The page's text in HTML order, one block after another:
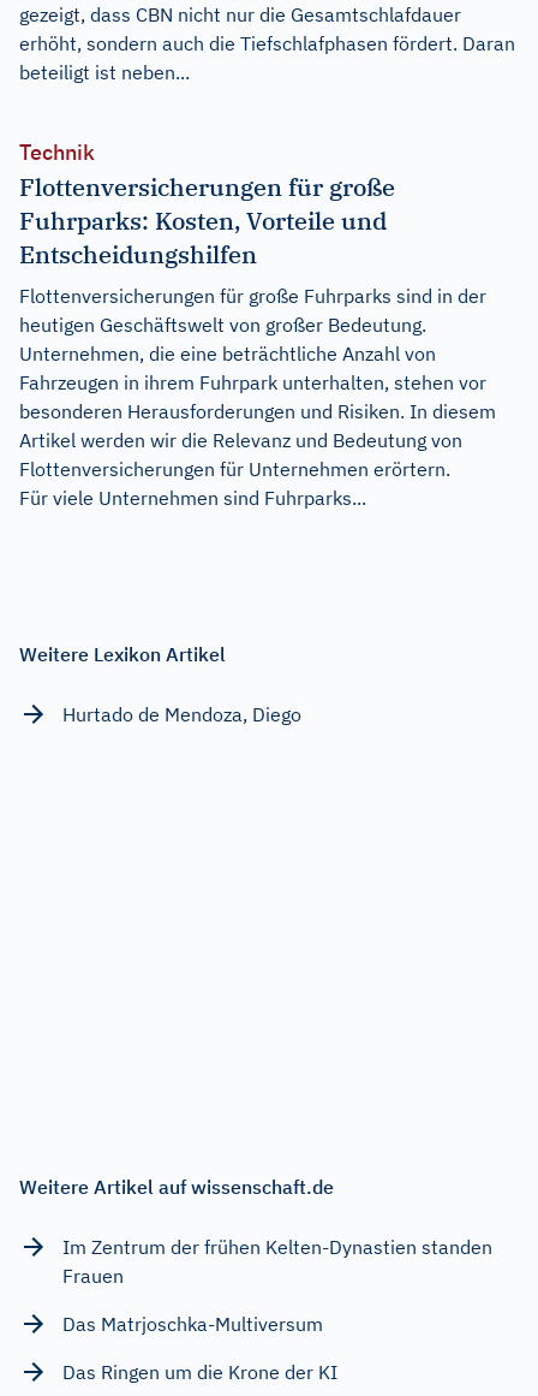
gezeigt, dass CBN nicht nur die Gesamtschlafdauer
erhöht, sondern auch die Tiefschlafphasen fördert. Daran
beteiligt ist neben...
Technik
Flottenversicherungen für große
Fuhrparks: Kosten, Vorteile und
Entscheidungshilfen
Flottenversicherungen für große Fuhrparks sind in der
heutigen Geschäftswelt von großer Bedeutung.
Unternehmen, die eine beträchtliche Anzahl von
Fahrzeugen in ihrem Fuhrpark unterhalten, stehen vor
besonderen Herausforderungen und Risiken. In diesem
Artikel werden wir die Relevanz und Bedeutung von
Flottenversicherungen für Unternehmen erörtern.
Für viele Unternehmen sind Fuhrparks...
Weitere Lexikon Artikel
Hurtado de Mendoza, Diego
Weitere Artikel auf wissenschaft.de
Im Zentrum der frühen Kelten-Dynastien standen
Frauen
Das Matrjoschka-Multiversum
Das Ringen um die Krone der KI